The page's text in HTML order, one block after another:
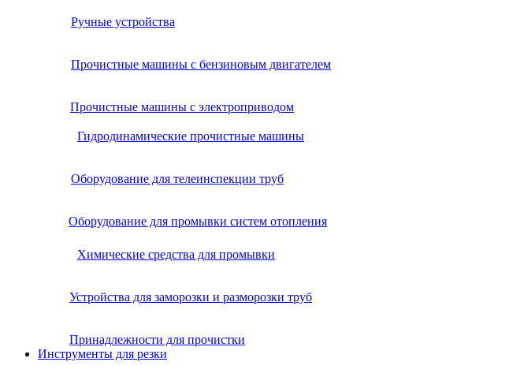
Ручные устройства
Прочистные машины с бензиновым двигателем
Прочистные машины с электроприводом
Гидродинамические прочистные машины
Оборудование для телеинспекции труб
Оборудование для промывки систем отопления
Химические средства для промывки
Устройства для заморозки и разморозки труб
Принадлежности для прочистки
Инструменты для резки